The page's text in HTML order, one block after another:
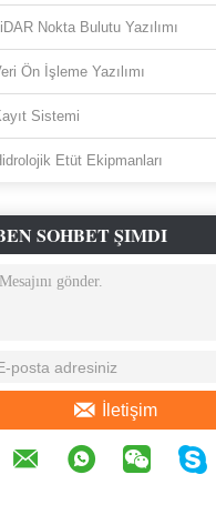
Nokta Bulutu Yazılımı
Ön İşleme Yazılımı
Sistemi
Etüt Ekipmanları
SOHBET ŞIMDI
İletişim